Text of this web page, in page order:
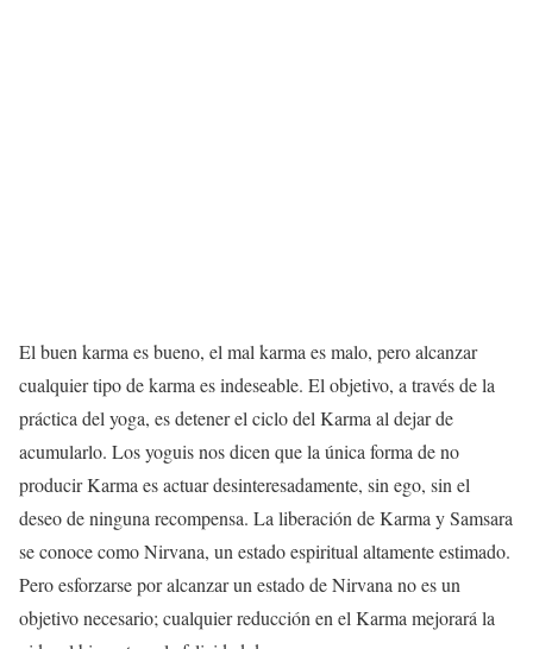
El buen karma es bueno, el mal karma es malo, pero alcanzar
cualquier tipo de karma es indeseable. El objetivo, a través de la
práctica del yoga, es detener el ciclo del Karma al dejar de
acumularlo. Los yoguis nos dicen que la única forma de no
producir Karma es actuar desinteresadamente, sin ego, sin el
deseo de ninguna recompensa. La liberación de Karma y Samsara
se conoce como Nirvana, un estado espiritual altamente estimado.
Pero esforzarse por alcanzar un estado de Nirvana no es un
objetivo necesario; cualquier reducción en el Karma mejorará la